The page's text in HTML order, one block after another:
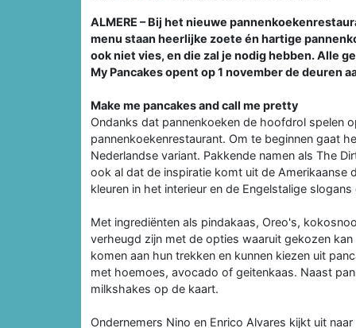
ALMERE – Bij het nieuwe
menu staan heerlijke zoete én hartige
ook niet vies, en die zal je nodig hebben. Alle
My Pancakes opent op 1 november de deuren
Make me pancakes and call me pretty
Ondanks dat pannenkoeken de hoofdrol spelen
pannenkoekenrestaurant. Om te beginnen gaat
Nederlandse variant. Pakkende namen als The
ook al dat de inspiratie komt uit de Amerikaanse
kleuren in het interieur en de Engelstalige
Met ingrediënten als pindakaas, Oreo's,
verheugd zijn met de opties waaruit gekozen
komen aan hun trekken en kunnen kiezen uit
met hoemoes, avocado of geitenkaas. Naast
milkshakes op de kaart.
Ondernemers Nino en Enrico Alvares kijkt uit